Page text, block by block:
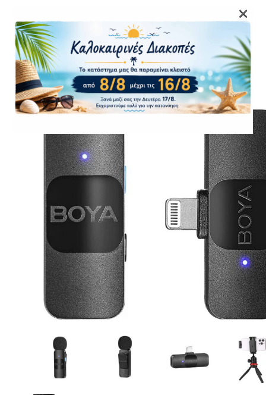
ΕΚΤΥΠΩΤΈΣ – ΠΟΛΥΜΗΧΑΝΉΜΑΤΑ
WEB CAMERA
ΚΟΥΤΙΆ ΥΠΟΛΟΓΙΣΤΏΝ
CASE FANS
LIQUID COOLERS
ΕΙΚΟΝΑ-ΗΧΟΣ
ACCESSORIES
GAMING
ΟΙΚΙΑΚΕΣ ΣΥΣΚΕΥΕΣ
ΠΡΟΣΩΠΙΚΗ ΦΡΟΝΤΙΔΑ
×